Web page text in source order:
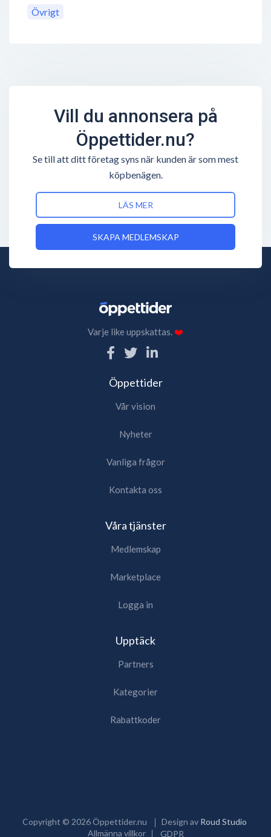
Övrigt
Vill du annonsera på
Öppettider.nu?
Se till att ditt företag syns när kunden är som mest
köpbenägen.
LÄS MER
SKAPA MEDLEMSKAP
Varje like uppskattas.❤️
Öppettider
Vår vision
Nyheter
Vanliga frågor
Kontakta oss
Våra tjänster
Medlemskap
Marketplace
Logga in
Upptäck
Partners
Kategorier
Rabattkoder
Copyright © 2026Öppettider.nu Design av Roud Studio
Allmänna villkor
GDPR